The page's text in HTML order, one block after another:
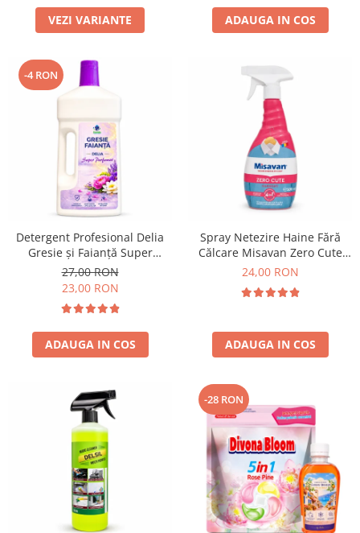
VEZI VARIANTE ADAUGA IN COS
-4 RON
Detergent Profesional Delia
Gresie și Faianță Super
Parfumat 1L
27,00 RON
23,00 RON
ADAUGA IN COS
Spray Netezire Haine Fără
Călcare Misavan Zero Cute
Harmony Parfum Discret 500
24,00 RON
ADAUGA IN COS
-28 RON